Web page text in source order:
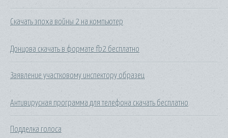
Скачать эпоха войны 2 на компьютер
Донцова скачать в формате fb2 бесплатно
Заявление участковому инспектору образец
Антивирусная программа для телефона скачать бесплатно
Подделка голоса